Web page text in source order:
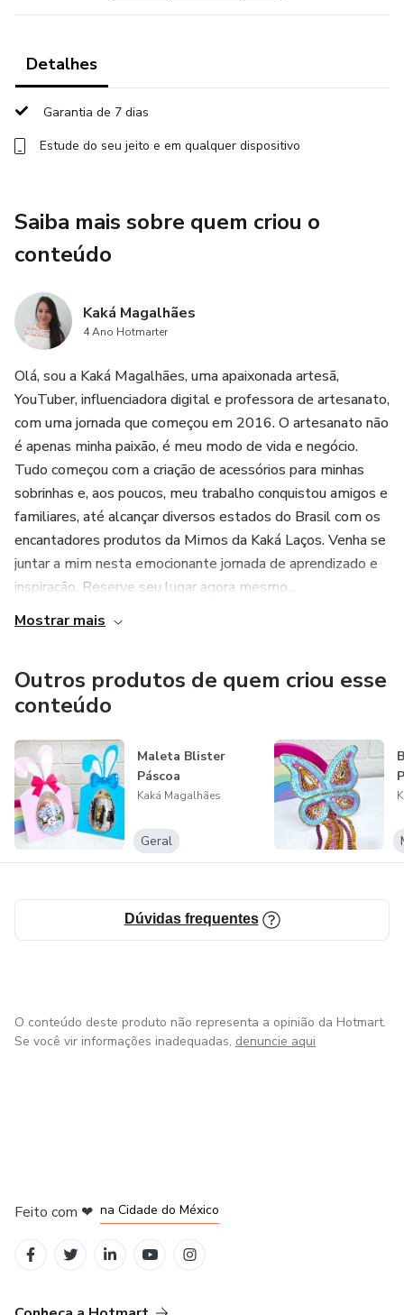
perfeita tanto para uso próprio quanto para vendas e
potencial de venda, essa aula é pra você.
Detalhes
Garantia de 7 dias
Estude do seu jeito e em qualquer dispositivo
Saiba mais sobre quem criou o
conteúdo
Kaká Magalhães
4 Ano Hotmarter
Olá, sou a Kaká Magalhães, uma apaixonada artesã,
YouTuber, influenciadora digital e professora de artesanato,
com uma jornada que começou em 2016. O artesanato não
é apenas minha paixão, é meu modo de vida e negócio.
Tudo começou com a criação de acessórios para minhas
sobrinhas e, aos poucos, meu trabalho conquistou amigos e
familiares, até alcançar diversos estados do Brasil com os
encantadores produtos da Mimos da Kaká Laços. Venha se
juntar a mim nesta emocionante jornada de aprendizado e
inspiração. Reserve seu lugar agora mesmo...
Mostrar mais
Outros produtos de quem criou esse
conteúdo
Maleta Blister
Páscoa
Kaká Magalhães
Geral
Dúvidas frequentes
O conteúdo deste produto não representa a opinião da Hotmart.
Se você vir informações inadequadas, denuncie aqui
Feito com ❤ na Cidade do México